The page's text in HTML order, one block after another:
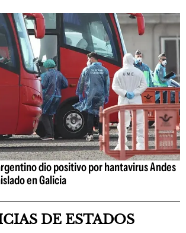
dio positivo por hantavirus Andes
en Galicia
DE ESTADOS